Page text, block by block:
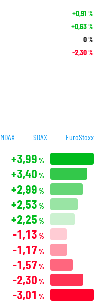
+0,91 %
+0,63%
0%
-2,30%
MDAX SDAX EuroStoxx
+3,99 %
+3,40 %
+2,99 %
+2,53 %
+2,25 %
-1,13 %
-1,17 %
-1,57 %
-2,30 %
-3,01 %